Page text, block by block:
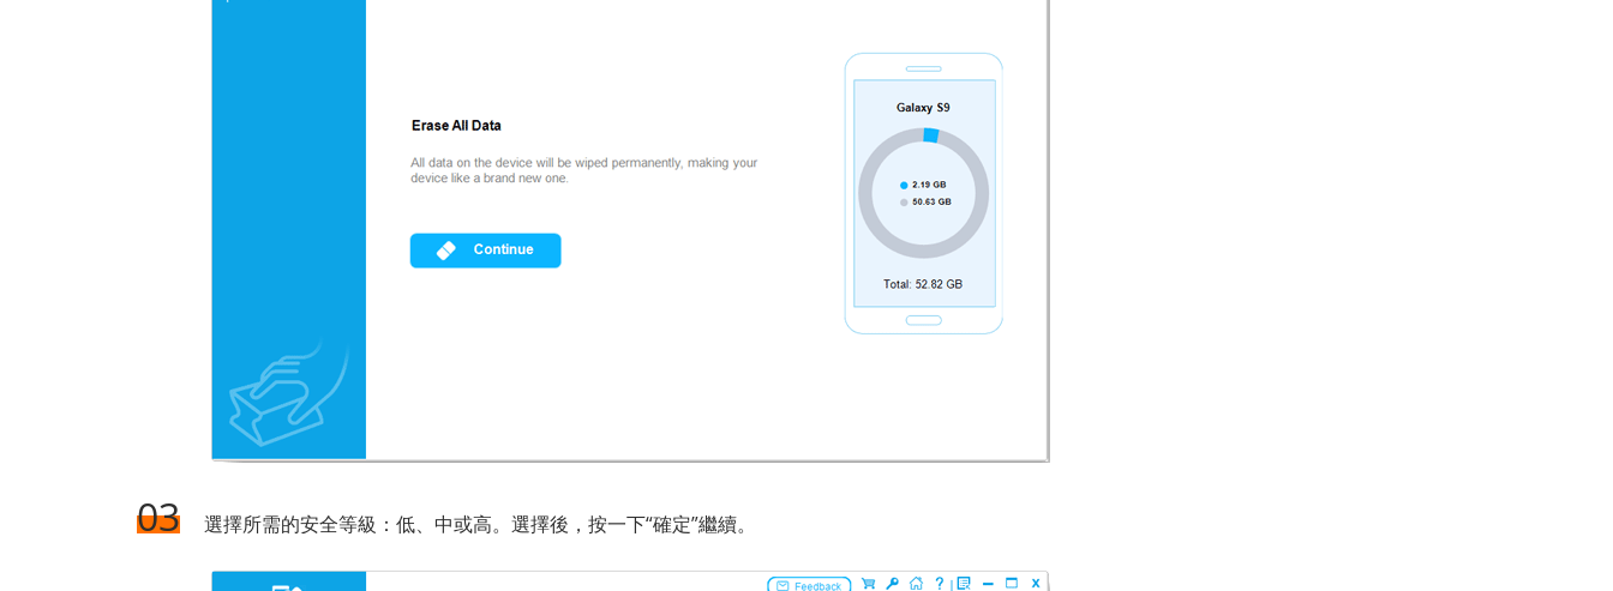
03 選擇所需的安全等級：低、中或高。選擇後，按一下“確定”繼續。